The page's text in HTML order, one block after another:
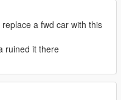
a fwd car with this
ruined it there